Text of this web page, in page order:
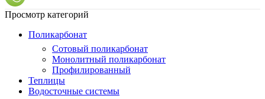
Просмотр категорий
Поликарбонат
Сотовый поликарбонат
Монолитный поликарбонат
Профилированный
Теплицы
Водосточные системы